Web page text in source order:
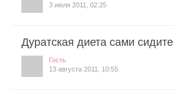
3 июля 2011, 02:25
Дуратская диета сами
Гость
13 августа 2011, 10:55